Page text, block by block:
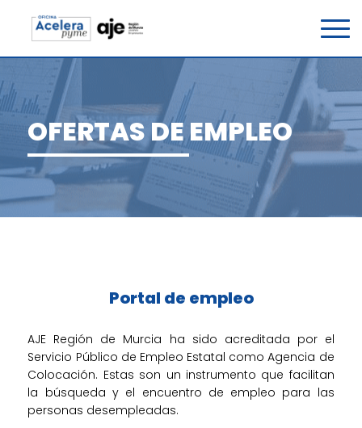
T
g
n
a
OFERTAS DE EMPLEO
Portal de empleo
AJE Región de Murcia ha sido acreditada por el
Servicio Público de Empleo Estatal como Agencia de
Colocación. Estas son un instrumento que facilitan
la búsqueda y el encuentro de empleo para las
personas desempleadas.